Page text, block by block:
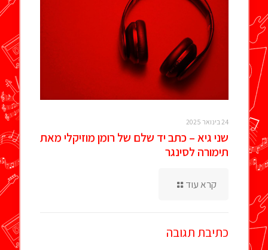
24 בינואר 2025
שני גיא – כתב יד שלם של רומן מוזיקלי מאת
תימורה לסינגר
קרא עוד
כתיבת תגובה